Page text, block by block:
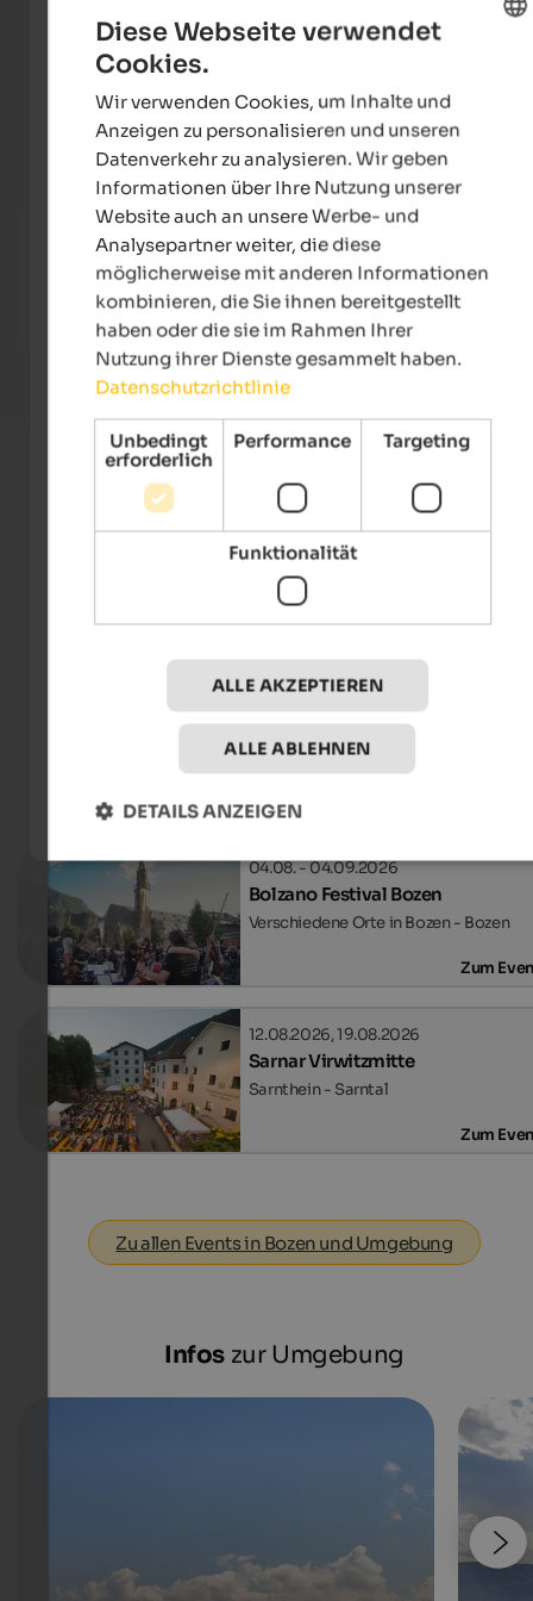
Naturhotel Waldheim
Wandern & Wellness in Altrei! 7 Übernachtungen zum
Preis von 6. Ruhe und Entspannung, die Sie sich von
Ihrem Urlaub erhoffen.
Zum Angebot
Tourismusverein Ritten/Frieder Blickle
Eventsin Bozen und Umgebung
04.08. - 04.09.2026
Bolzano Festival Bozen
Verschiedene Orte in Bozen - Bozen
Zum
12.08.2026, 19.08.2026
Sarnar Virwitzmitte
Sarnthein - Sarntal
Zum
Zu allen Events in Bozen und Umgebung
Infos zur Umgebung
GERMAN
Diese Webseite verwendet
Cookies.
Wir verwenden Cookies, um Inhalte und
Anzeigen zu personalisieren und unseren
Datenverkehr zu analysieren. Wir geben
Informationen über Ihre Nutzung unserer
Website auch an unsere Werbe- und
Analysepartner weiter, die diese
möglicherweise mit anderen Informationen
kombinieren, die Sie ihnen bereitgestellt
haben oder die sie im Rahmen Ihrer
Nutzung ihrer Dienste gesammelt haben.
Datenschutzrichtlinie
Unbedingt
erforderlich
Performance Targeting
Funktionalität
ALLE AKZEPTIEREN
ALLE ABLEHNEN
DETAILS ANZEIGEN